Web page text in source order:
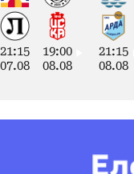
21:15
07.08
19:00
08.08
21:15
08.08